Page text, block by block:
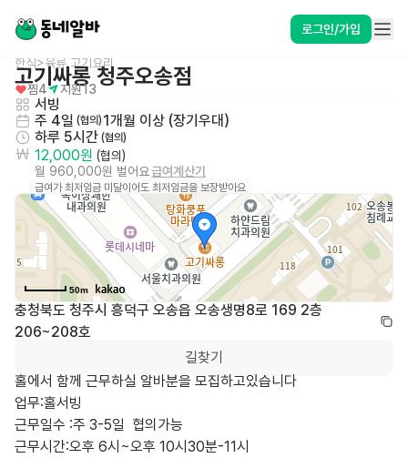
로그인/가입
한식>육류,고기요리
고기싸롱 청주오송점
찜4 지원13
서빙
주 4일 (협의) 1개월 이상 (장기우대)
하루 5시간 (협의)
12,000원 (협의)
월 960,000원 벌어요급여계산기
급여가 최저임금 미달이어도 최저임금을 보장받아요
50m
충청북도 청주시 흥덕구 오송읍 오송생명8로 169 2층
206~208호
길찾기
홀에서 함께 근무하실 알바분을 모집하고있습니다
업무:홀서빙
근무일수 :주 3-5일  협의가능
근무시간:오후 6시~오후 10시30분-11시